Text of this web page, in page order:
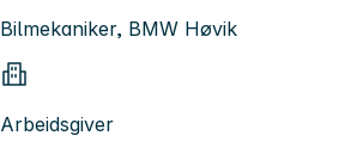
Bilmekaniker, BMW Høvik
Arbeidsgiver